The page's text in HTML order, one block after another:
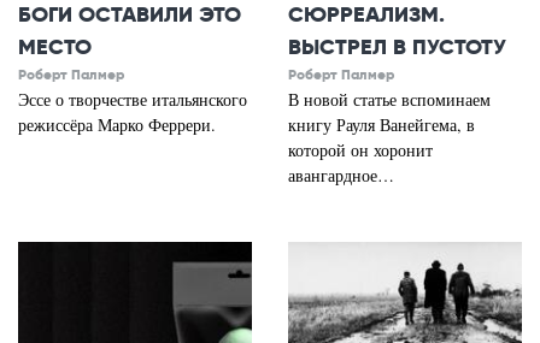
БОГИ ОСТАВИЛИ ЭТО
МЕСТО
Роберт Палмер
Эссе о творчестве итальянского
режиссёра Марко Феррери.
СЮРРЕАЛИЗМ.
ВЫСТРЕЛ В ПУСТОТУ
Роберт Палмер
В новой статье вспоминаем
книгу Рауля Ванейгема, в
которой он хоронит
авангардное…